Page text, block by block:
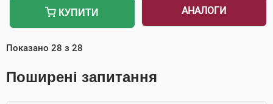
КУПИТИ АНАЛОГИ
Показано 28 з 28
Поширені запитання